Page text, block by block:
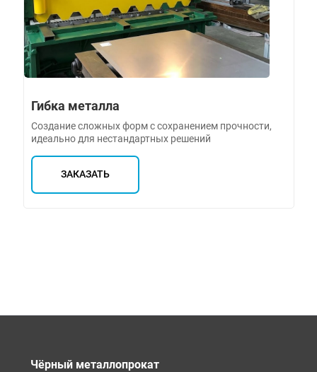
Гибка металла
Создание сложных форм с сохранением прочности,
идеально для нестандартных решений
ЗАКАЗАТЬ
Чёрный металлопрокат